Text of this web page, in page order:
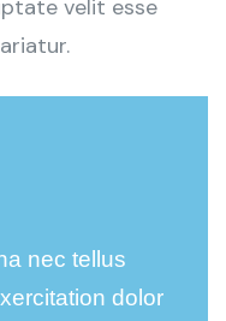
velit esse
nec tellus
dolor